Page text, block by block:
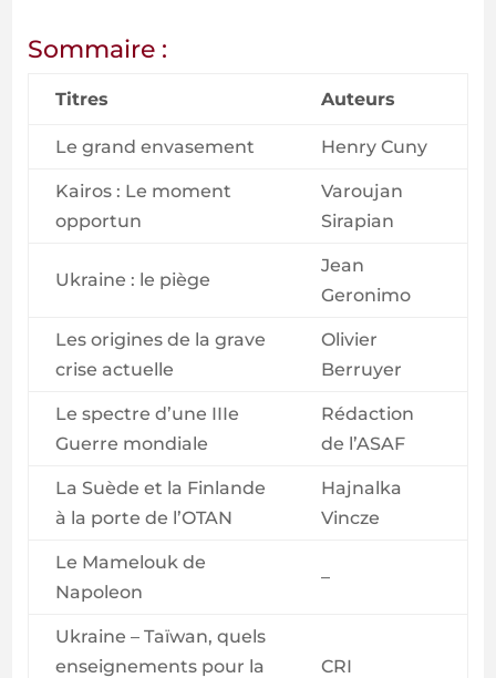
Sommaire :
Titres Auteurs
Le grand envasement Henry Cuny
Kairos : Le moment
opportun
Varoujan
Sirapian
Ukraine : le piège
Jean
Geronimo
Les origines de la grave
crise actuelle
Olivier
Berruyer
Le spectre d’une IIIe
Guerre mondiale
Rédaction
de l’ASAF
La Suède et la Finlande
à la porte de l’OTAN
Hajnalka
Vincze
Le Mamelouk de
Napoleon
–
Ukraine – Taïwan, quels
enseignements pour la
CRI